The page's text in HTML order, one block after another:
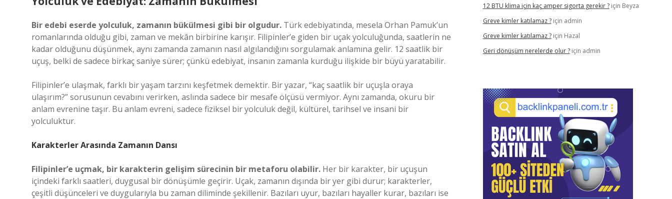
Bir edebi eserde yolculuk, zamanın bükülmesi gibi bir olgudur. Türk edebiyatında, mesela Orhan Pamuk’un
romanlarında olduğu gibi, zaman ve mekân birbirine karışır. Filipinler’e giden bir uçak yolculuğunda, saatlerin ne
kadar olduğunu düşünmek, aynı zamanda zamanın nasıl algılandığını sorgulamak anlamına gelir. 12 saatlik bir
uçuş, belki de sadece birkaç saniye sürer; çünkü edebiyat, insanın zamanla kurduğu ilişkide bir büyü yaratabilir.
Filipinler’e ulaşmak, farklı bir yaşam tarzını keşfetmek demektir. Bir yazar, “kaç saatlik bir uçuşla oraya
ulaşırım?” sorusunun cevabını verirken, aslında sadece bir mesafe ölçüsü vermiyor. Aynı zamanda, okuru bir
anlam evrenine taşır. Bu anlam evreni, sadece fiziksel bir yolculuk değil, kültürel, tarihsel ve insani bir
yolculuktur.
Karakterler Arasında Zamanın Dansı
Filipinler’e uçmak, bir karakterin gelişim sürecinin bir metaforu olabilir. Her bir karakter, bir uçuşun
içindeki farklı saatleri, duygusal bir dönüşümle geçirir. Uçak, zamanın dışında bir yer gibi durur; karakterler,
çeşitli düşünceleri ve duygularıyla bu zaman diliminde şekillenir. Bazıları uyur, bazıları hayaller kurar, bazıları ise
12 BTU klima için kaç amper sigorta gerekir ?için Beyza
Greve kimler katılamaz ?için admin
Greve kimler katılamaz ?için Hazal
Geri dönüşüm nerelerde olur ?için admin